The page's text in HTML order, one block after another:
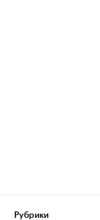
Рубрики